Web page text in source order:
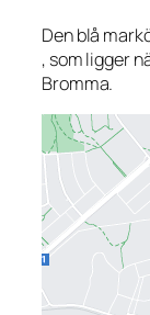
Den blå
, som ligger
Bromma.